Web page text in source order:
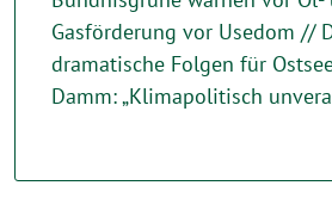
Gasförderung vor Usedom //
dramatische Folgen für
Damm: „Klimapolitisch